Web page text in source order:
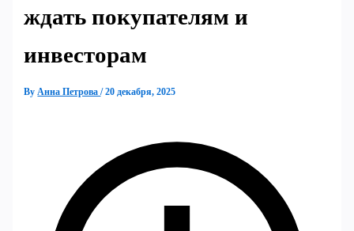
ждать покупателям и
инвесторам
ByАнна Петрова/20 декабря, 2025